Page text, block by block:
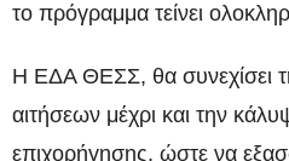
το πρόγραμμα τείνει
Η ΕΔΑ ΘΕΣΣ, θα συνεχίσει
αιτήσεων μέχρι και την
επιχορήγησης, ώστε να